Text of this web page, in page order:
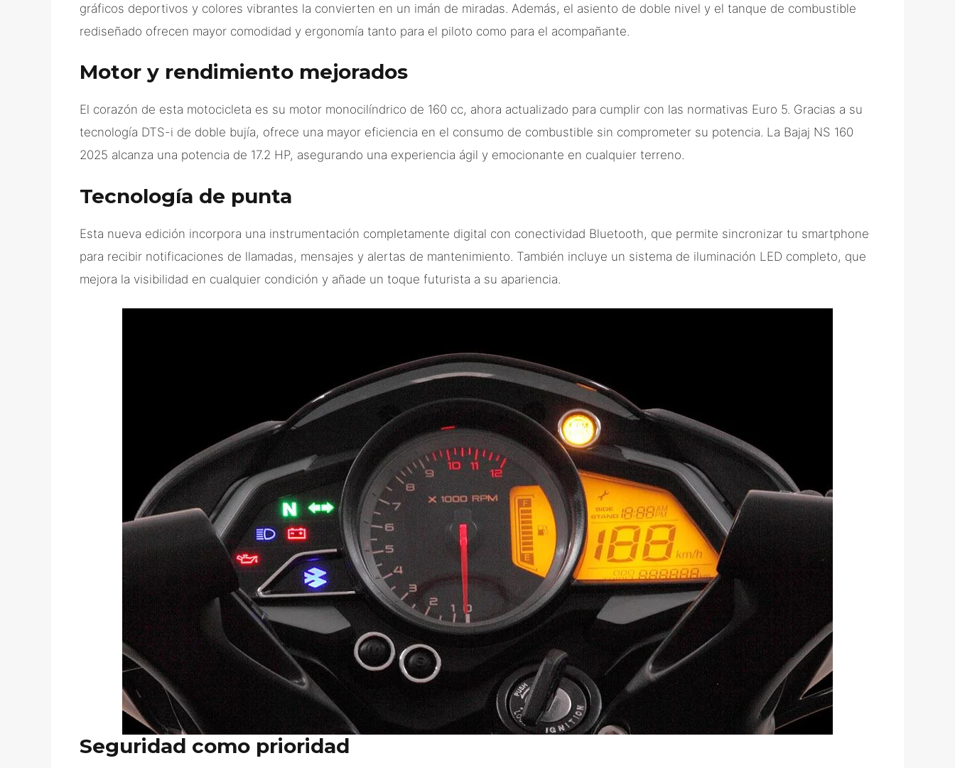
gráficos deportivos y colores vibrantes la convierten en un imán de miradas. Además, el asiento de doble nivel y el tanque de combustible
rediseñado ofrecen mayor comodidad y ergonomía tanto para el piloto como para el acompañante.
Motor y rendimiento mejorados
El corazón de esta motocicleta es su motor monocilíndrico de 160 cc, ahora actualizado para cumplir con las normativas Euro 5. Gracias a su
tecnología DTS-i de doble bujía, ofrece una mayor eficiencia en el consumo de combustible sin comprometer su potencia. La Bajaj NS 160
2025 alcanza una potencia de 17.2 HP, asegurando una experiencia ágil y emocionante en cualquier terreno.
Tecnología de punta
Esta nueva edición incorpora una instrumentación completamente digital con conectividad Bluetooth, que permite sincronizar tu smartphone
para recibir notificaciones de llamadas, mensajes y alertas de mantenimiento. También incluye un sistema de iluminación LED completo, que
mejora la visibilidad en cualquier condición y añade un toque futurista a su apariencia.
Seguridad como prioridad